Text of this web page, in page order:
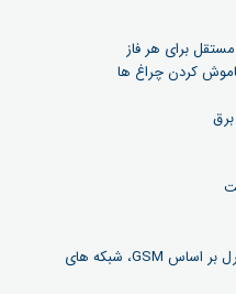
برای هر فاز
کردن چراغ ها
فن آوری‌های هوشمند کنترل بر اساس GSM، شبکه های